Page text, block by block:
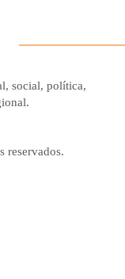
social, política,
reservados.